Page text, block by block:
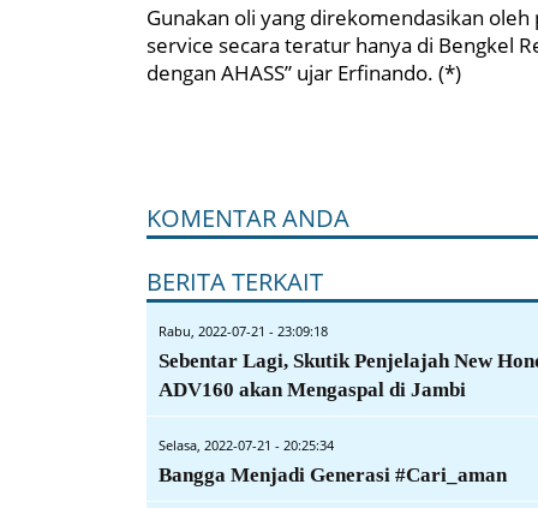
Gunakan oli yang direkomendasikan
service secara teratur hanya di Bengkel
dengan AHASS” ujar Erfinando. (*)
KOMENTAR ANDA
BERITA TERKAIT
Rabu, 2022-07-21 - 23:09:18
Sebentar Lagi, Skutik Penjelajah New
ADV160 akan Mengaspal di Jambi
Selasa, 2022-07-21 - 20:25:34
Bangga Menjadi Generasi #Cari_aman